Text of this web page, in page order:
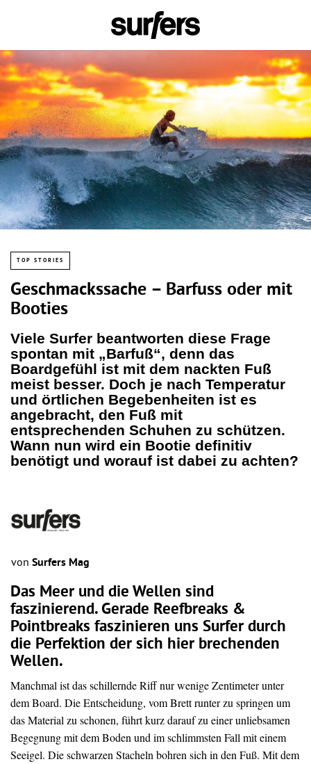
TOP STORIES
Geschmackssache – Barfuss oder mit
Booties
Viele Surfer beantworten diese Frage
spontan mit „Barfuß“, denn das
Boardgefühl ist mit dem nackten Fuß
meist besser. Doch je nach Temperatur
und örtlichen Begebenheiten ist es
angebracht, den Fuß mit
entsprechenden Schuhen zu schützen.
Wann nun wird ein Bootie definitiv
benötigt und worauf ist dabei zu achten?
von Surfers Mag
Das Meer und die Wellen sind
faszinierend. Gerade Reefbreaks &
Pointbreaks faszinieren uns Surfer durch
die Perfektion der sich hier brechenden
Wellen.
Manchmal ist das schillernde Riff nur wenige Zentimeter unter
dem Board. Die Entscheidung, vom Brett runter zu springen um
das Material zu schonen, führt kurz darauf zu einer unliebsamen
Begegnung mit dem Boden und im schlimmsten Fall mit einem
Seeigel. Die schwarzen Stacheln bohren sich in den Fuß. Mit dem